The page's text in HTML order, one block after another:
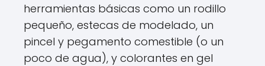
herramientas básicas como un rodillo
pequeño, estecas de modelado, un
pincel y pegamento comestible (o un
poco de agua), y colorantes en gel